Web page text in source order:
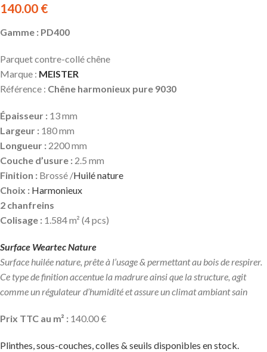
140.00 €
Gamme : PD400
Parquet contre-collé chêne
Marque : MEISTER
Référence : Chêne harmonieux pure 9030
Épaisseur : 13 mm
Largeur : 180 mm
Longueur : 2200 mm
Couche d’usure : 2.5 mm
Finition : Brossé /Huilé nature
Choix : Harmonieux
2 chanfreins
Colisage : 1.584 m² (4 pcs)
Surface Weartec Nature
Surface huilée nature, prête à l’usage & permettant au bois de respirer.
Ce type de finition accentue la madrure ainsi que la structure, agit
comme un régulateur d’humidité et assure un climat ambiant sain
Prix TTC au m² : 140.00 €
Plinthes, sous-couches, colles & seuils disponibles en stock.